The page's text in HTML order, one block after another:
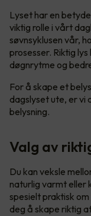
Lyset har en
viktig rolle i vårt
søvnsyklusen vår,
prosesser. Riktig
døgnrytme og
For å skape et
dagslyset ute, er vi
belysning.
Valg av
Du kan veksle
naturlig varmt eller
spesielt praktisk
deg å skape riktig